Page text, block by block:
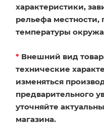
характеристики,
рельефа местности,
температуры
* Внешний вид
технические
изменяться
предварительного
уточняйте
магазина.